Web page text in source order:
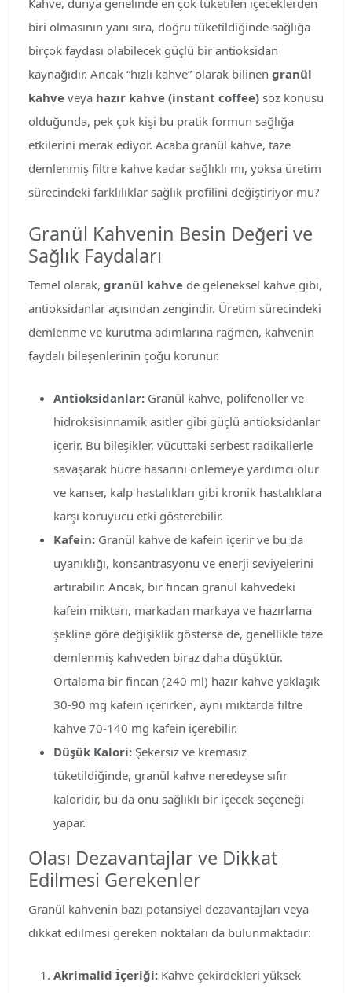
biri olmasının yanı sıra, doğru tüketildiğinde sağlığa
birçok faydası olabilecek güçlü bir antioksidan
kaynağıdır. Ancak “hızlı kahve” olarak bilinen granül
kahve veya hazır kahve (instant coffee) söz konusu
olduğunda, pek çok kişi bu pratik formun sağlığa
etkilerini merak ediyor. Acaba granül kahve, taze
demlenmiş filtre kahve kadar sağlıklı mı, yoksa üretim
sürecindeki farklılıklar sağlık profilini değiştiriyor mu?
Granül Kahvenin Besin Değeri ve
Sağlık Faydaları
Temel olarak, granül kahve de geleneksel kahve gibi,
antioksidanlar açısından zengindir. Üretim sürecindeki
demlenme ve kurutma adımlarına rağmen, kahvenin
faydalı bileşenlerinin çoğu korunur.
Antioksidanlar: Granül kahve, polifenoller ve
hidroksisinnamik asitler gibi güçlü antioksidanlar
içerir. Bu bileşikler, vücuttaki serbest radikallerle
savaşarak hücre hasarını önlemeye yardımcı olur
ve kanser, kalp hastalıkları gibi kronik hastalıklara
karşı koruyucu etki gösterebilir.
Kafein: Granül kahve de kafein içerir ve bu da
uyanıklığı, konsantrasyonu ve enerji seviyelerini
artırabilir. Ancak, bir fincan granül kahvedeki
kafein miktarı, markadan markaya ve hazırlama
şekline göre değişiklik gösterse de, genellikle taze
demlenmiş kahveden biraz daha düşüktür.
Ortalama bir fincan (240 ml) hazır kahve yaklaşık
30-90 mg kafein içerirken, aynı miktarda filtre
kahve 70-140 mg kafein içerebilir.
Düşük Kalori: Şekersiz ve kremasız
tüketildiğinde, granül kahve neredeyse sıfır
kaloridir, bu da onu sağlıklı bir içecek seçeneği
yapar.
Olası Dezavantajlar ve Dikkat
Edilmesi Gerekenler
Granül kahvenin bazı potansiyel dezavantajları veya
dikkat edilmesi gereken noktaları da bulunmaktadır:
Akrimalid İçeriği: Kahve çekirdekleri yüksek